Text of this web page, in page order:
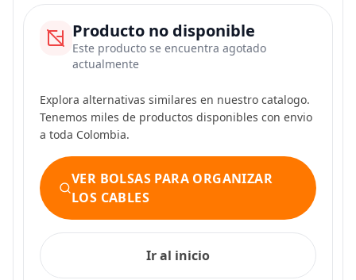
Producto no disponible
Este producto se encuentra agotado
actualmente
Explora alternativas similares en nuestro catalogo.
Tenemos miles de productos disponibles con envio
a toda Colombia.
VER BOLSAS PARA ORGANIZAR
LOS CABLES
Ir al inicio